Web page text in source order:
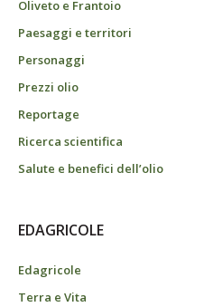
Oliveto e Frantoio
Paesaggi e territori
Personaggi
Prezzi olio
Reportage
Ricerca scientifica
Salute e benefici dell’olio
EDAGRICOLE
Edagricole
Terra e Vita